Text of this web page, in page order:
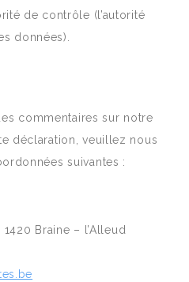
de contrôle (l’autorité
données).
commentaires sur notre
déclaration, veuillez nous
suivantes :
Braine – l’Alleud